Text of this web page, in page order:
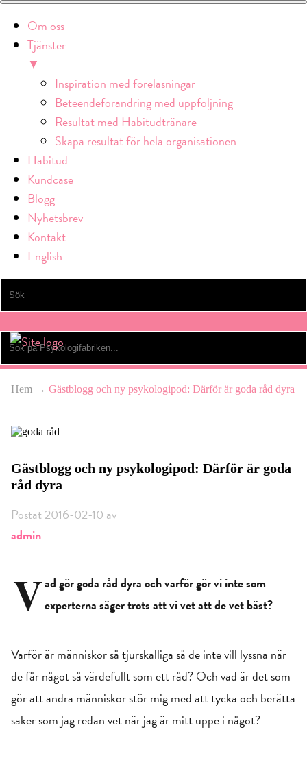
Om oss
Tjänster
▼
Inspiration med föreläsningar
Beteendeförändring med uppföljning
Resultat med Habitudtränare
Skapa resultat för hela organisationen
Habitud
Kundcase
Blogg
Nyhetsbrev
Kontakt
English
Hem → Gästblogg och ny psykologipod: Därför är goda råd dyra
Gästblogg och ny psykologipod: Därför är goda
råd dyra
Postat 2016-02-10 av
admin
Vad gör goda råd dyra och varför gör vi inte som
experterna säger trots att vi vet att de vet bäst?
Varför är människor så tjurskalliga så de inte vill lyssna när
de får något så värdefullt som ett råd? Och vad är det som
gör att andra människor stör mig med att tycka och berätta
saker som jag redan vet när jag är mitt uppe i något?